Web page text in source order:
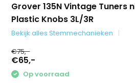
Grover 135N Vintage Tuners
Plastic Knobs 3L/3R
Bekijk alles Stemmechanieken
€75,-
€65,-
Op voorraad